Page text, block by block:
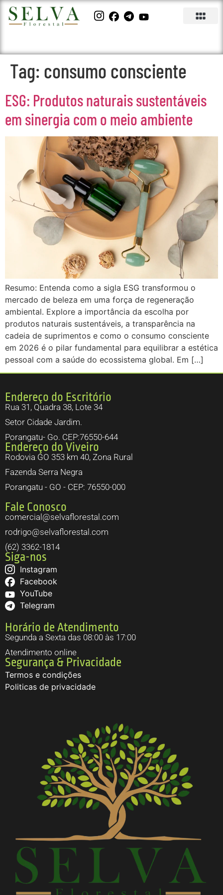
Tag: consumo consciente
ESG: Produtos naturais sustentáveis
em sinergia com o meio ambiente
Resumo: Entenda como a sigla ESG transformou o
mercado de beleza em uma força de regeneração
ambiental. Explore a importância da escolha por
produtos naturais sustentáveis, a transparência na
cadeia de suprimentos e como o consumo consciente
em 2026 é o pilar fundamental para equilibrar a estética
pessoal com a saúde do ecossistema global. Em […]
Endereço do Escritório
Rua 31, Quadra 38, Lote 34
Setor Cidade Jardim.
Porangatu- Go. CEP:76550-644
Endereço do Viveiro
Rodovia GO 353 km 40, Zona Rural
Fazenda Serra Negra
Porangatu - GO - CEP: 76550-000
Fale Conosco
comercial@selvaflorestal.com
rodrigo@selvaflorestal.com
(62) 3362-1814
Siga-nos
Instagram
Facebook
YouTube
Telegram
Horário de Atendimento
Segunda a Sexta das 08:00 às 17:00
Atendimento online
Segurança & Privacidade
Termos e condições
Politicas de privacidade